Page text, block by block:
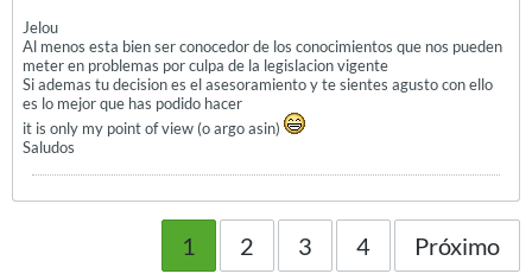
Jelou
Al menos esta bien ser conocedor de los conocimientos que nos pueden
meter en problemas por culpa de la legislacion vigente
Si ademas tu decision es el asesoramiento y te sientes agusto con ello
es lo mejor que has podido hacer
it is only my point of view (o argo asin)
Saludos
1 2 3 4 Próximo